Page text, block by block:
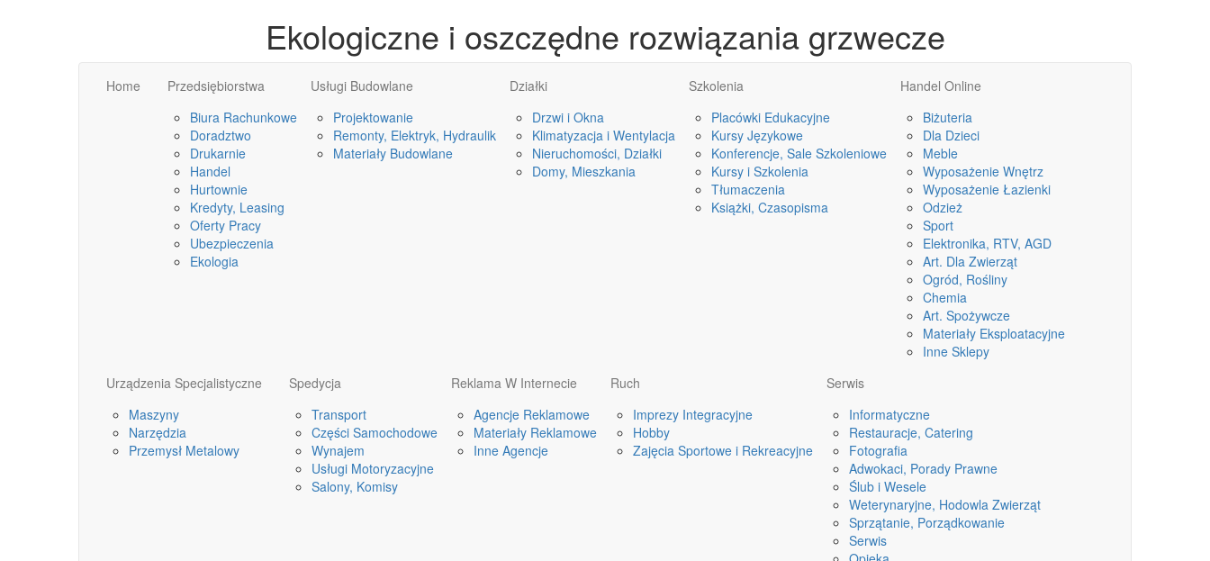
Ekologiczne i oszczędne rozwiązania grzwecze
Home
Przedsiębiorstwa
Biura Rachunkowe
Doradztwo
Drukarnie
Handel
Hurtownie
Kredyty, Leasing
Oferty Pracy
Ubezpieczenia
Ekologia
Usługi Budowlane
Projektowanie
Remonty, Elektryk, Hydraulik
Materiały Budowlane
Działki
Drzwi i Okna
Klimatyzacja i Wentylacja
Nieruchomości, Działki
Domy, Mieszkania
Szkolenia
Placówki Edukacyjne
Kursy Językowe
Konferencje, Sale Szkoleniowe
Kursy i Szkolenia
Tłumaczenia
Książki, Czasopisma
Handel Online
Biżuteria
Dla Dzieci
Meble
Wyposażenie Wnętrz
Wyposażenie Łazienki
Odzież
Sport
Elektronika, RTV, AGD
Art. Dla Zwierząt
Ogród, Rośliny
Chemia
Art. Spożywcze
Materiały Eksploatacyjne
Inne Sklepy
Urządzenia Specjalistyczne
Maszyny
Narzędzia
Przemysł Metalowy
Spedycja
Transport
Części Samochodowe
Wynajem
Usługi Motoryzacyjne
Salony, Komisy
Reklama W Internecie
Agencje Reklamowe
Materiały Reklamowe
Inne Agencje
Ruch
Imprezy Integracyjne
Hobby
Zajęcia Sportowe i Rekreacyjne
Serwis
Informatyczne
Restauracje, Catering
Fotografia
Adwokaci, Porady Prawne
Ślub i Wesele
Weterynaryjne, Hodowla Zwierząt
Sprzątanie, Porządkowanie
Serwis